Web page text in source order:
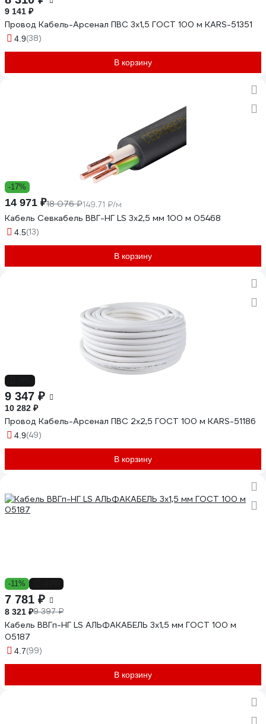
9 141 ₽
Провод Кабель-Арсенал ПВС 3х1,5 ГОСТ 100 м KARS-51351
4.9(38)
В корзину
-17%
14 971 ₽18 076 ₽149.71 ₽/м
Кабель Севкабель ВВГ-НГ LS 3х2,5 мм 100 м 05468
4.5(13)
В корзину
9 347 ₽
10 282 ₽
Провод Кабель-Арсенал ПВС 2х2,5 ГОСТ 100 м KARS-51186
4.9(49)
В корзину
-11%
7 781 ₽
8 321 ₽9 397 ₽
Кабель ВВГп-НГ LS АЛЬФАКАБЕЛЬ 3х1,5 мм ГОСТ 100 м
05187
4.7(99)
В корзину